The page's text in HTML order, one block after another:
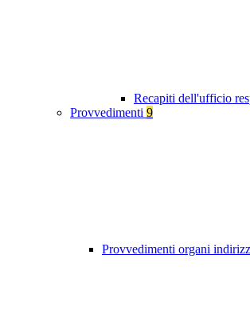
Recapiti dell'ufficio
Provvedimenti 9
Provvedimenti organi